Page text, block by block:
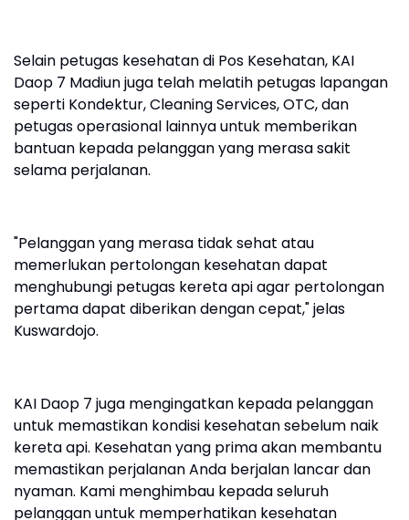
Selain petugas kesehatan di Pos Kesehatan, KAI
Daop 7 Madiun juga telah melatih petugas lapangan
seperti Kondektur, Cleaning Services, OTC, dan
petugas operasional lainnya untuk memberikan
bantuan kepada pelanggan yang merasa sakit
selama perjalanan.
"Pelanggan yang merasa tidak sehat atau
memerlukan pertolongan kesehatan dapat
menghubungi petugas kereta api agar pertolongan
pertama dapat diberikan dengan cepat," jelas
Kuswardojo.
KAI Daop 7 juga mengingatkan kepada pelanggan
untuk memastikan kondisi kesehatan sebelum naik
kereta api. Kesehatan yang prima akan membantu
memastikan perjalanan Anda berjalan lancar dan
nyaman. Kami menghimbau kepada seluruh
pelanggan untuk memperhatikan kesehatan